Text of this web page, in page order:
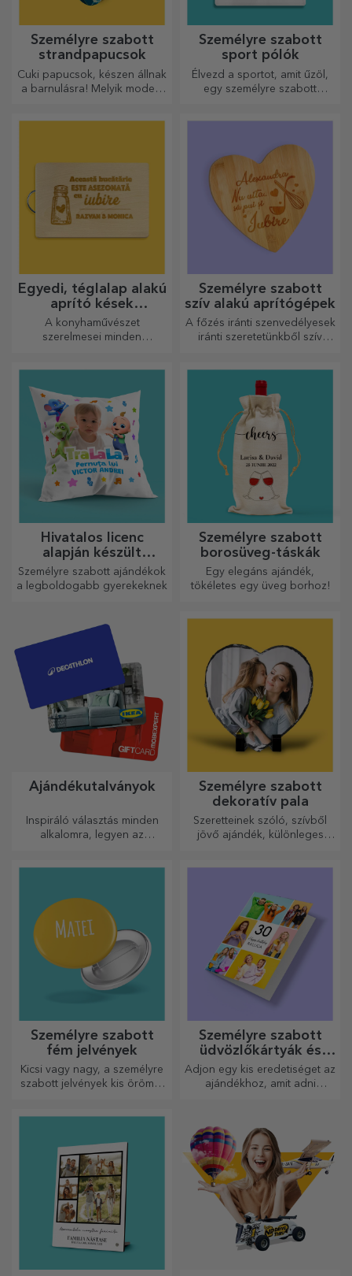
Személyre szabott
strandpapucsok
Cuki papucsok, készen állnak
a barnulásra! Melyik modellt
Személyre szabott
sport pólók
Élvezd a sportot, amit űzöl,
egy személyre szabott
Egyedi, téglalap alakú
aprító kések
fogantyúval
A konyhaművészet
szerelmesei minden
készülnek. Válassza ki a
megfelelőt!
Személyre szabott
szív alakú aprítógépek
A főzés iránti szenvedélyesek
iránti szeretetünkből szív
háziasszonyok számára.
Hivatalos licenc
alapján készült
személyre szabott
ajándékok - TraLaLa
Személyre szabott ajándékok
a legboldogabb gyerekeknek
Személyre szabott
borosüveg-táskák
Egy elegáns ajándék,
tökéletes egy üveg borhoz!
Ajándékutalványok
Inspiráló választás minden
alkalomra, legyen az
Személyre szabott
dekoratív pala
Szeretteinek szóló, szívből
jövő ajándék, különleges
Személyre szabott
fém jelvények
Kicsi vagy nagy, a személyre
szabott jelvények kis örömöt
jókedvet hoz!
Személyre szabott
üdvözlőkártyák és
képeslapok
Adjon egy kis eredetiséget az
ajándékhoz, amit adni
szabott kártyával vagy
üdvözlőkártyával.